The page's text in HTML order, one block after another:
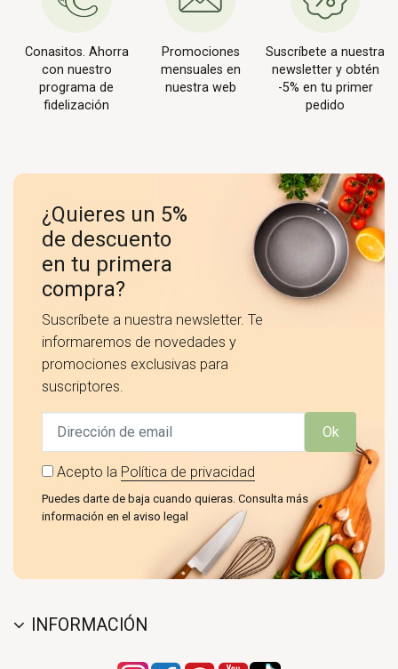
Conasitos. Ahorra
con nuestro
programa de
fidelización
Promociones
mensuales en
nuestra web
Suscríbete a nuestra
newsletter y obtén
-5% en tu primer
pedido
¿Quieres un 5%
de descuento
en tu primera
compra?
Suscríbete a nuestra newsletter. Te
informaremos de novedades y
promociones exclusivas para
suscriptores.
Ok
Acepto la Política de privacidad
Puedes darte de baja cuando quieras. Consulta más
información en el aviso legal
INFORMACIÓN